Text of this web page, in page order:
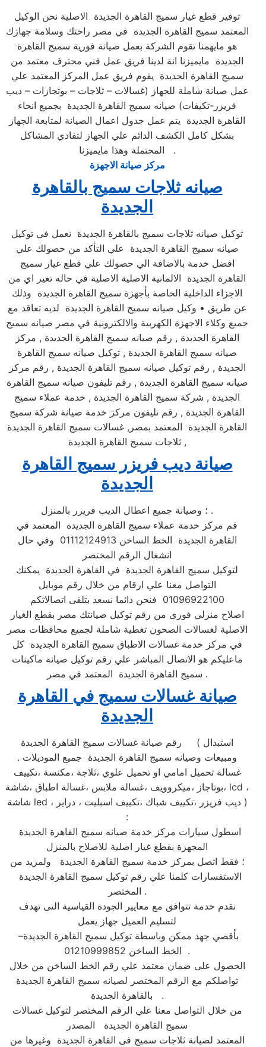
توفير قطع غيار سميج القاهرة الجديدة الاصلية نحن الوكيل
المعتمد سميج القاهرة الجديدة في مصر راحتك وسلامة جهازك
هو مايهمنا تقوم الشركة بعمل صيانة فورية سميج القاهرة
الجديدة مايميزنا انة لدينا فريق عمل فني محترف معتمد من
سميج القاهرة الجديدة يقوم فريق عمل المركز المعتمد علي
عمل صيانة شاملة للجهاز (غسالات – ثلاجات – بوتجازات – ديب
فريزر-تكيفات) صيانه سميج القاهرة الجديدة بجميع انحاء
القاهرة الجديدة يتم عمل جدول اعمال الصيانة لمتابعة الجهاز
بشكل كامل الكشف الدائم علي الجهاز لتفادي المشاكل
المحتملة وهذا مايميزنا .
مركز صيانة الاجهزة
صيانه ثلاجات سميج بالقاهرة
الجديدة
توكيل صيانه ثلاجات سميج بالقاهرة الجديدة نعمل في توكيل
صيانه سميج القاهرة الجديدة علي التأكد من حصولك علي
افضل خدمة بالاضافة الي حصولك علي قطع غيار سميج
القاهرة الجديدة الالمانية الاصلية الاصلية في حاله تغير اي من
الاجزاء الداخلية الخاصة بأجهزة سميج القاهرة الجديدة وذلك
عن طريق • وكيل صيانه سميج القاهرة الجديدة لديه تعاقد مع
جميع وكلاء الاجهزة الكهربية والالكترونية في مصر صيانه سميج
القاهرة الجديدة , رقم صيانه سميج القاهرة الجديدة , مركز
صيانه سميج القاهرة الجديدة , توكيل صيانه سميج القاهرة
الجديدة , رقم توكيل صيانه سميج القاهرة الجديدة , رقم مركز
صيانه سميج القاهرة الجديدة , رقم تليفون صيانه سميج القاهرة
الجديدة , شركة سميج القاهرة الجديدة , خدمة عملاء سميج
القاهرة الجديدة , رقم تليفون مركز خدمة صيانة شركة سميج
القاهرة الجديدة المعتمد بمصر, غسالات سميج القاهرة الجديدة
, ثلاجات سميج القاهرة الجديدة
صيانة ديب فريزر سميج القاهرة
الجديدة
؛ وصيانة جميع اعطال الديب فريزر بالمنزل .
قم مركز خدمة عملاء سميج القاهرة الجديدة المعتمد في
القاهرة الجديدة الخط الساخن 01112124913 وفي حال
انشغال الرقم المختصر
لتوكيل سميج القاهرة الجديدة في القاهرة الجديدة يمكنك
التواصل معنا علي ارقام من خلال رقم موبايل
01096922100 فنحن دائما نسعد بتلقى اتصالاتكم
اصلاح منزلي فوري من رقم توكيل صيانتك مصر بقطع الغيار
الاصلية لغسالات الصحون تغطية شاملة لجميع محافظات مصر
في مركز خدمة غسالات الاطباق سميج القاهرة الجديدة كل
ماعليكم هو الاتصال المباشر علي رقم توكيل صيانة ماكينات
سميج القاهرة الجديدة المعتمد في مصر .
صيانة غسالات سميج في القاهرة
الجديدة
رقم صيانة غسالات سميج القاهرة الجديدة ( استبدال
ومبيعات وصيانه سميج القاهرة الجديدة جميع الموديلات .
غسالة تحميل امامي او تحميل علوي ،ثلاجة ،مكنسة ،تكييف
،بوتاجاز ،ميكروويف ،غسالة ملابس ،غسالة اطباق ،شاشة lcd ،
شاشة led ، ديب فريزر ،تكييف شباك ،تكييف اسبليت ، دراير )
:
اسطول سيارات مركز خدمة صيانه سميج القاهرة الجديدة
المجهزة بقطع غيار اصلية للاصلاح بالمنزل
؛ فقط اتصل بمركز خدمة سميج القاهرة الجديدة ولمزيد من
الاستفسارات كلمنا علي رقم توكيل سميج القاهرة الجديدة
المختصر .
نقدم خدمة تتوافق مع معايير الجودة القياسية التى تهدف
لتسليم العميل جهاز يعمل
بأقصي جهد ممكن وباسطة توكيل سميج القاهرة الجديدة–
الخط الساخن 01210999852 .
الحصول على ضمان معتمد علي رقم الخط الساخن من خلال
تواصلكم مع الرقم المختصر لصيانه سميج القاهرة الجديدة
بالقاهرة الجديدة .
من خلال التواصل معنا علي الرقم المختصر لتوكيل غسالات
سميج القاهرة الجديدة المصدر
المعتمد لصيانة ثلاجات سميج فى القاهرة الجديدة وغيرها من